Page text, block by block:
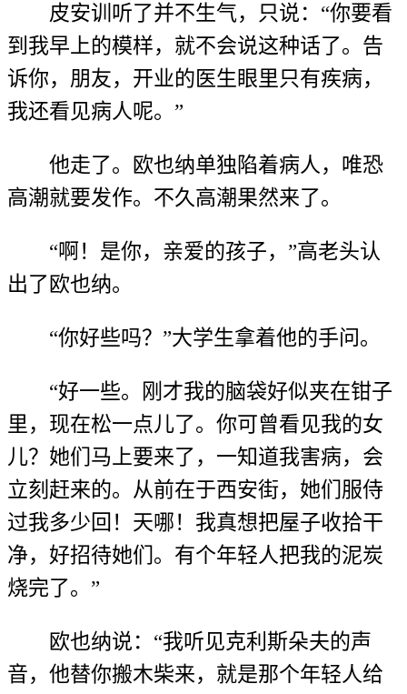
皮安训听了并不生气，只说：“你要看
到我早上的模样，就不会说这种话了。告
诉你，朋友，开业的医生眼里只有疾病，
我还看见病人呢。”
他走了。欧也纳单独陷着病人，唯恐
高潮就要发作。不久高潮果然来了。
“啊！是你，亲爱的孩子，”高老头认
出了欧也纳。
“你好些吗？”大学生拿着他的手问。
“好一些。刚才我的脑袋好似夹在钳子
里，现在松一点儿了。你可曾看见我的女
儿？她们马上要来了，一知道我害病，会
立刻赶来的。从前在于西安街，她们服侍
过我多少回！天哪！我真想把屋子收拾干
净，好招待她们。有个年轻人把我的泥炭
烧完了。”
欧也纳说：“我听见克利斯朵夫的声
音，他替你搬木柴来，就是那个年轻人给